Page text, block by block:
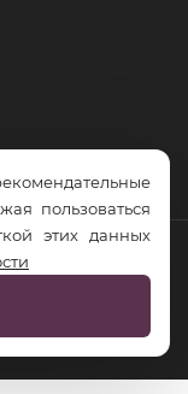
пользоваться
этих данных